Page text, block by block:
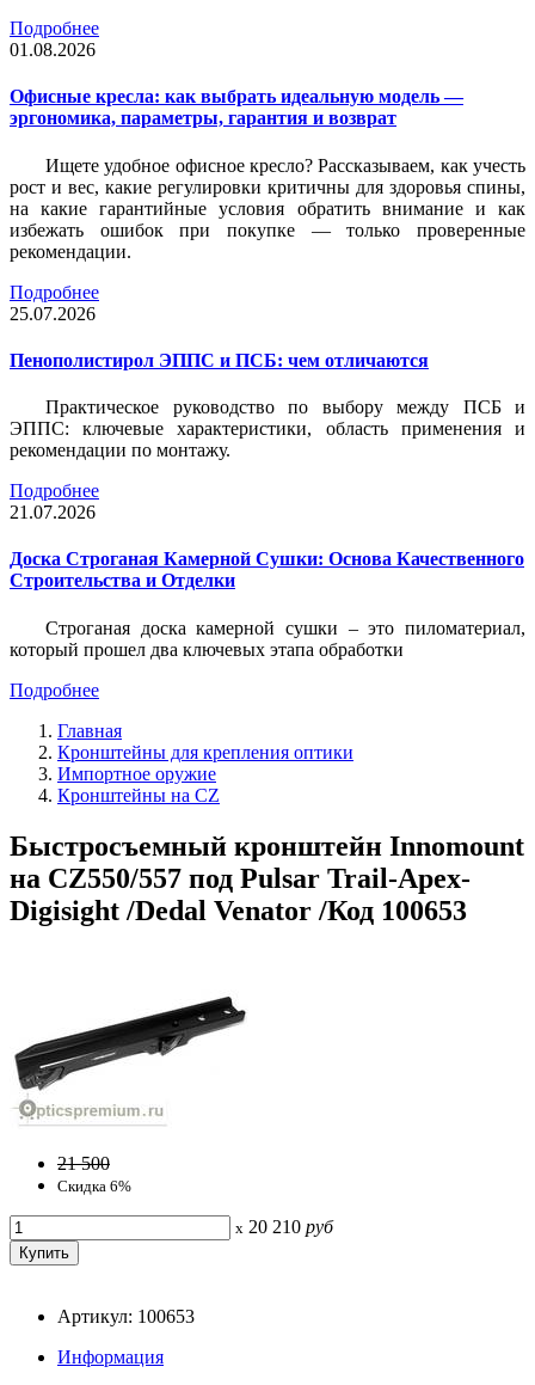
Подробнее
01.08.2026
Офисные кресла: как выбрать идеальную модель —
эргономика, параметры, гарантия и возврат
Ищете удобное офисное кресло? Рассказываем, как учесть
рост и вес, какие регулировки критичны для здоровья спины,
на какие гарантийные условия обратить внимание и как
избежать ошибок при покупке — только проверенные
рекомендации.
Подробнее
25.07.2026
Пенополистирол ЭППС и ПСБ: чем отличаются
Практическое руководство по выбору между ПСБ и
ЭППС: ключевые характеристики, область применения и
рекомендации по монтажу.
Подробнее
21.07.2026
Доска Строганая Камерной Сушки: Основа Качественного
Строительства и Отделки
Строганая доска камерной сушки – это пиломатериал,
который прошел два ключевых этапа обработки
Подробнее
Главная
Кронштейны для крепления оптики
Импортное оружие
Кронштейны на CZ
Быстросъемный кронштейн Innomount
на CZ550/557 под Pulsar Trail-Apex-
Digisight /Dedal Venator /Код 100653
21 500
Скидка 6%
x 20 210 руб
Артикул: 100653
Информация